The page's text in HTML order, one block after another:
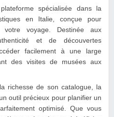
spécialisée dans la
en Italie, conçue pour
votre voyage. Destinée aux
et de découvertes
facilement à une large
des visites de musées aux
richesse de son catalogue, la
outil précieux pour planifier un
optimisé. Que vous